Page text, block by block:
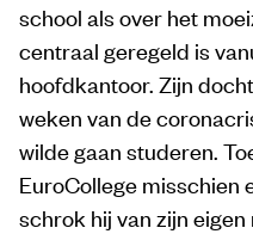
school als over het
centraal geregeld is
hoofdkantoor. Zijn
weken van de
wilde gaan studeren.
EuroCollege misschien
schrok hij van zijn eigen